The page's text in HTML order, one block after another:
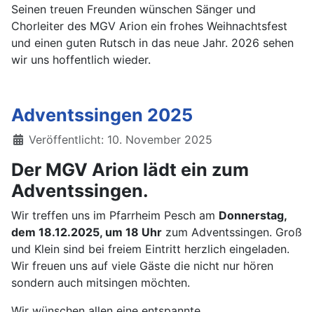
Seinen treuen Freunden wünschen Sänger und
Chorleiter des MGV Arion ein frohes Weihnachtsfest
und einen guten Rutsch in das neue Jahr. 2026 sehen
wir uns hoffentlich wieder.
Adventssingen 2025
Details
Veröffentlicht: 10. November 2025
Der MGV Arion lädt ein zum
Adventssingen.
Wir treffen uns im Pfarrheim Pesch am Donnerstag,
dem 18.12.2025, um 18 Uhr zum Adventssingen. Groß
und Klein sind bei freiem Eintritt herzlich eingeladen.
Wir freuen uns auf viele Gäste die nicht nur hören
sondern auch mitsingen möchten.